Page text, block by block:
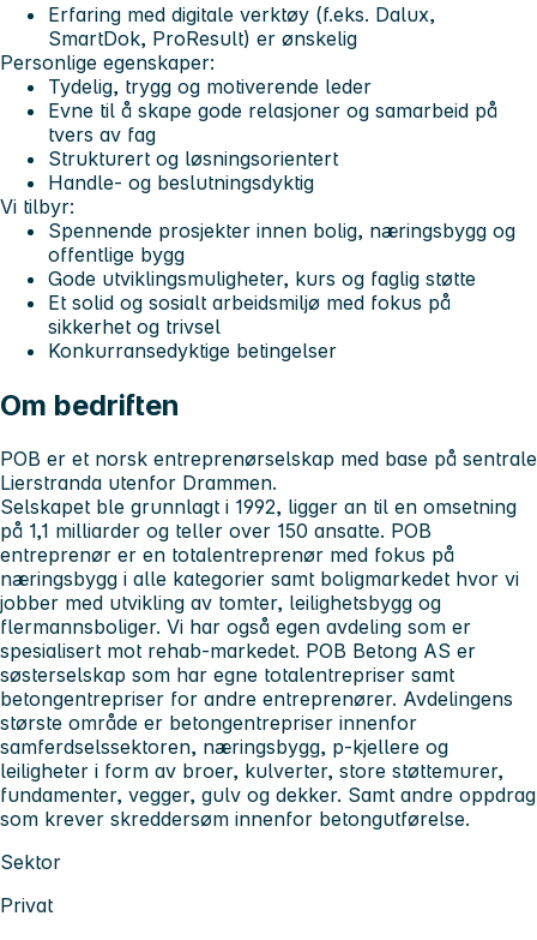
Erfaring med digitale verktøy (f.eks. Dalux,
SmartDok, ProResult) er ønskelig
Personlige egenskaper:
Tydelig, trygg og motiverende leder
Evne til å skape gode relasjoner og samarbeid på
tvers av fag
Strukturert og løsningsorientert
Handle- og beslutningsdyktig
Vi tilbyr:
Spennende prosjekter innen bolig, næringsbygg og
offentlige bygg
Gode utviklingsmuligheter, kurs og faglig støtte
Et solid og sosialt arbeidsmiljø med fokus på
sikkerhet og trivsel
Konkurransedyktige betingelser
Om bedriften
POB er et norsk entreprenørselskap med base på sentrale
Lierstranda utenfor Drammen.
Selskapet ble grunnlagt i 1992, ligger an til en omsetning
på 1,1 milliarder og teller over 150 ansatte. POB
entreprenør er en totalentreprenør med fokus på
næringsbygg i alle kategorier samt boligmarkedet hvor vi
jobber med utvikling av tomter, leilighetsbygg og
flermannsboliger. Vi har også egen avdeling som er
spesialisert mot rehab-markedet. POB Betong AS er
søsterselskap som har egne totalentrepriser samt
betongentrepriser for andre entreprenører. Avdelingens
største område er betongentrepriser innenfor
samferdselssektoren, næringsbygg, p-kjellere og
leiligheter i form av broer, kulverter, store støttemurer,
fundamenter, vegger, gulv og dekker. Samt andre oppdrag
som krever skreddersøm innenfor betongutførelse.
Sektor
Privat